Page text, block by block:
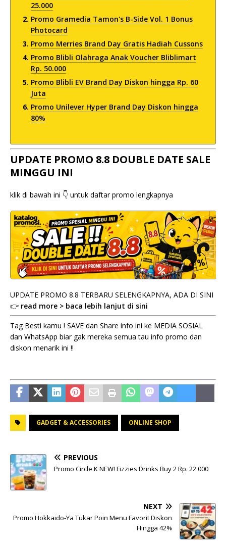
25.000
Promo Gramedia Tamon's B-Side Vol. 1 Bonus
Photocard
Promo Merries Brand Day Gratis Hadiah Cussons
Promo Blibli Olahraga Anak Voucher Bliblimart
Rp. 50.000
Promo Blibli EV Brand Day Diskon hingga Rp. 60
Juta
Promo Unilever Hyper Brand Day Diskon hingga
80%
UPDATE PROMO 8.8 DOUBLE DATE SALE
MINGGU INI
klik di bawah ini 👇 untuk daftar promo lengkapnya
UPDATE PROMO 8.8 TERBARU SELENGKAPNYA, ADA DI SINI
👉 read more > baca lebih lanjut di sini
Tag Besti kamu ! SAVE dan Share info ini ke MEDIA SOSIAL
dan WhatsApp biar gak mereka semua tau info promo dan
diskon menarik ini !!
GADGET & ACCESSORIES ONLINE SHOP
PREVIOUS
Promo Circle K NEW! Fizzies Drinks Buy 2 Rp. 22.000
NEXT
Promo Hokkaido-Ya Tukar Poin Menu Favorit Diskon
Hingga 42%